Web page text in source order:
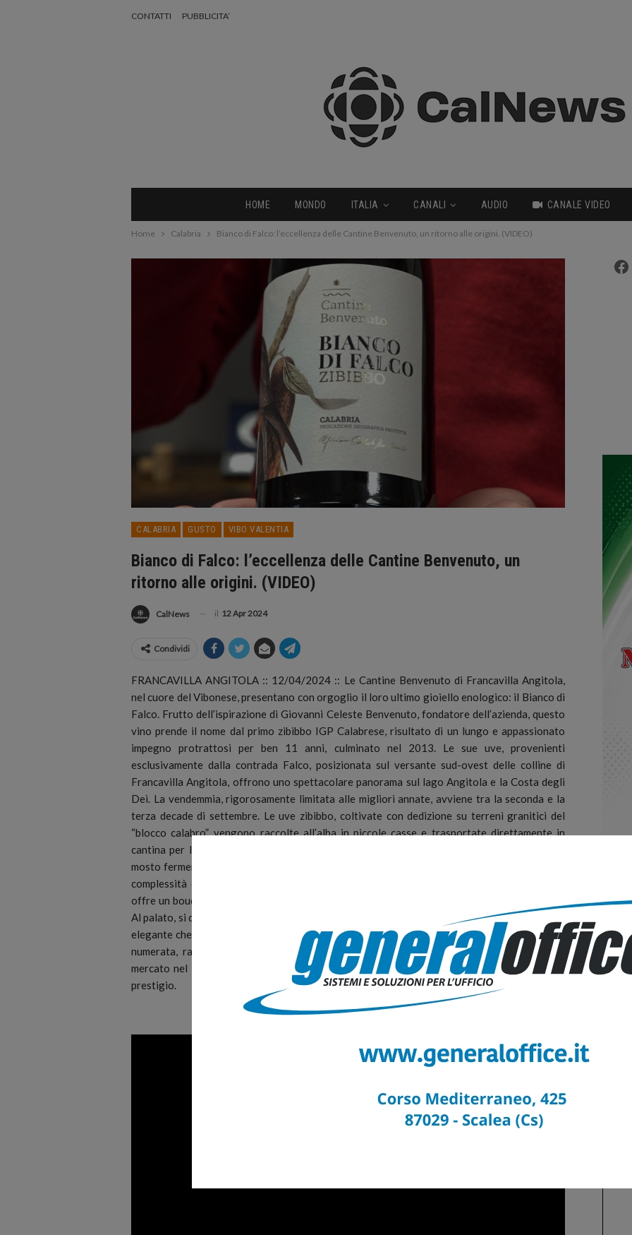
CONTATTI PUBBLICITA’
HOME MONDO ITALIA CANALI AUDIO CANALE VIDEO
Home Calabria Bianco di Falco: l’eccellenza delle Cantine Benvenuto, un ritorno alle origini. (VIDEO)
CALABRIA GUSTO VIBO VALENTIA
Bianco di Falco: l’eccellenza delle Cantine Benvenuto, un
ritorno alle origini. (VIDEO)
CalNews il 12 Apr 2024
Condividi
FRANCAVILLA ANGITOLA :: 12/04/2024 :: Le Cantine Benvenuto di Francavilla Angitola,
nel cuore del Vibonese, presentano con orgoglio il loro ultimo gioiello enologico: il Bianco di
Falco. Frutto dell’ispirazione di Giovanni Celeste Benvenuto, fondatore dell’azienda, questo
vino prende il nome dal primo zibibbo IGP Calabrese, risultato di un lungo e appassionato
impegno protrattosi per ben 11 anni, culminato nel 2013. Le sue uve, provenienti
esclusivamente dalla contrada Falco, posizionata sul versante sud-ovest delle colline di
Francavilla Angitola, offrono uno spettacolare panorama sul lago Angitola e la Costa degli
Dei. La vendemmia, rigorosamente limitata alle migliori annate, avviene tra la seconda e la
terza decade di settembre. Le uve zibibbo, coltivate con dedizione su terreni granitici del
“blocco calabro”, vengono raccolte all’alba in piccole casse e trasportate direttamente in
cantina per la vinificazione. Qui, dopo un’accurata selezione e una delicata macerazione, il
mosto fermenta lentamente all’interno di barrique di rovere di primo passaggio, acquisendo
complessità e carattere. Il Bianco di Falco, dal colore giallo paglierino con riflessi dorati,
offre un bouquet aromatico ricco e variegato, con note che vanno dalla zagara alla vaniglia.
Al palato, si distingue per la sua mineralità e sapidità bilanciate, con una struttura morbida ed
elegante che si protrae in un finale persistente. Questo vino, prodotto in edizione limitata e
numerata, rappresenta l’eccellenza delle Cantine Benvenuto. L’annata 2022, lanciata sul
mercato nel 2024, è disponibile in soli 1900 bottiglie, testimoniando la sua rarità e il suo
prestigio.